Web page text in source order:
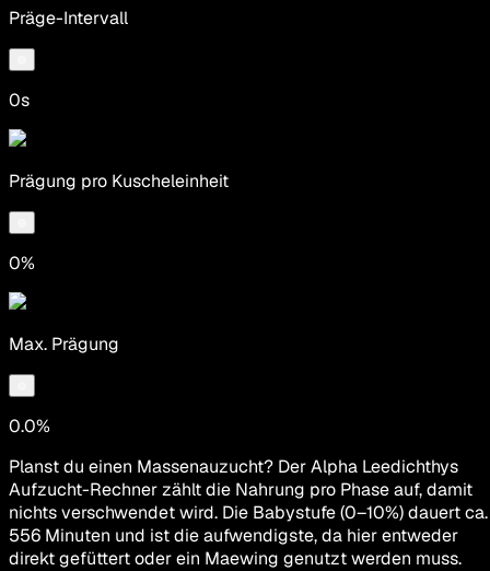
Präge-Intervall
0s
Prägung pro Kuscheleinheit
0%
Max. Prägung
0.0%
Planst du einen Massenauzucht? Der Alpha Leedichthys
Aufzucht-Rechner zählt die Nahrung pro Phase auf, damit
nichts verschwendet wird. Die Babystufe (0–10%) dauert ca.
556 Minuten und ist die aufwendigste, da hier entweder
direkt gefüttert oder ein Maewing genutzt werden muss.